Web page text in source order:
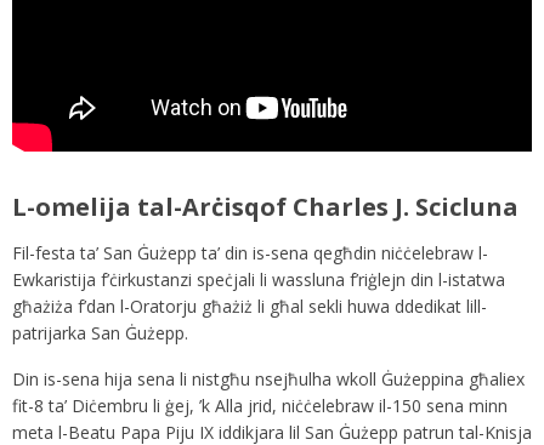
L-omelija tal-Arċisqof Charles J. Scicluna
Fil-festa ta’ San Ġużepp ta’ din is-sena qegħdin niċċelebraw l-
Ewkaristija f’ċirkustanzi speċjali li wassluna f’riġlejn din l-istatwa
għażiża f’dan l-Oratorju għażiż li għal sekli huwa ddedikat lill-
patrijarka San Ġużepp.
Din is-sena hija sena li nistgħu nsejħulha wkoll Ġużeppina għaliex
fit-8 ta’ Diċembru li ġej, ’k Alla jrid, niċċelebraw il-150 sena minn
meta l-Beatu Papa Piju IX iddikjara lil San Ġużepp patrun tal-Knisja